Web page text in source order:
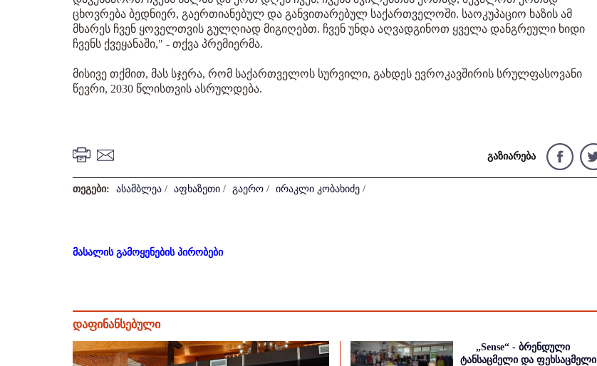
ცხოვრება ბედნიერ, გაერთიანებულ და განვითარებულ საქართველოში. საოკუპაციო ხაზის ამ
მხარეს ჩვენ ყოველთვის გულღიად მიგიღებთ. ჩვენ უნდა აღვადგინოთ ყველა დანგრეული ხიდი
ჩვენს ქვეყანაში," - თქვა პრემიერმა.
მისივე თქმით, მას სჯერა, რომ საქართველოს სურვილი, გახდეს ევროკავშირის სრულფასოვანი
წევრი, 2030 წლისთვის ასრულდება.
გაზიარება
თეგები: ასამბლეა / აფხაზეთი / გაერო / ირაკლი კობახიძე /
მასალის გამოყენების პირობები
დაფინანსებული
„Sense“ - ბრენდული
ტანსაცმელი და ფეხსაცმელი